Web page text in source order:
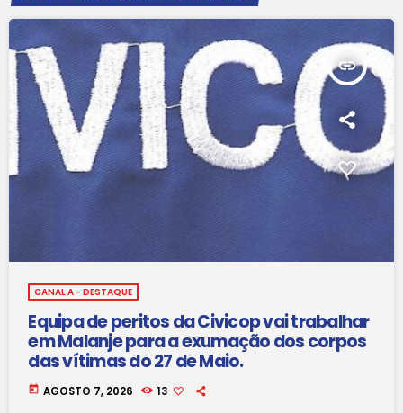
insert_link
CANAL A - DESTAQUE
Equipa de peritos da Civicop vai trabalhar
em Malanje para a exumação dos corpos
das vítimas do 27 de Maio.
today AGOSTO 7, 2026 13